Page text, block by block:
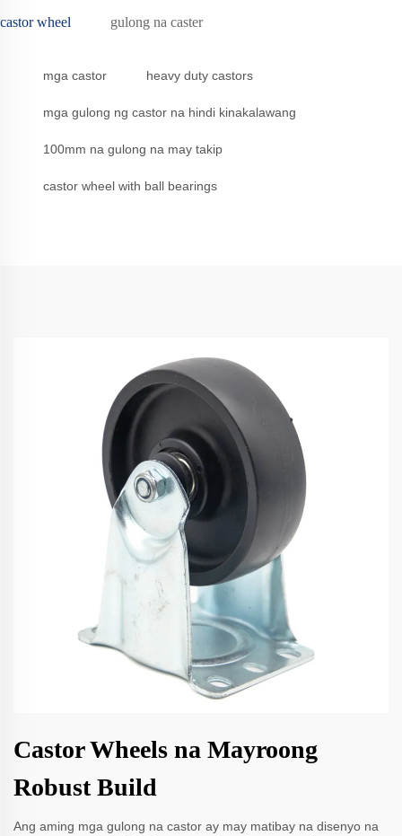
castor wheel gulong na caster
mga castor heavy duty castors
mga gulong ng castor na hindi kinakalawang
100mm na gulong na may takip
castor wheel with ball bearings
Castor Wheels na Mayroong
Robust Build
Ang aming mga gulong na castor ay may matibay na disenyo na